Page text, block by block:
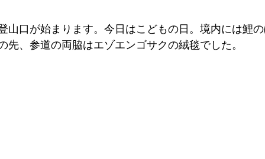
山口が始まります。今日はこどもの日。境内には鯉
先、参道の両脇はエゾエンゴサクの絨毯でした。